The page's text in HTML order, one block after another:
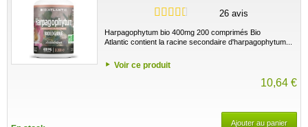
26 avis
Harpagophytum bio 400mg 200 comprimés Bio
Atlantic contient la racine secondaire d'harpagophytum...
Voir ce produit
10,64 €
Ajouter au panier